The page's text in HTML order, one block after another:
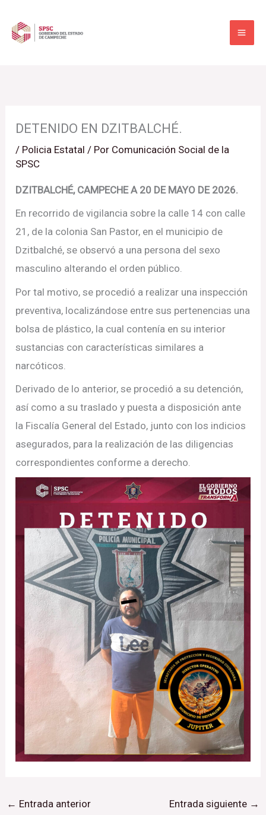
contenido
DETENIDO EN DZITBALCHÉ.
/ Policia Estatal / Por Comunicación Social de la
SPSC
DZITBALCHÉ, CAMPECHE A 20 DE MAYO DE 2026.
En recorrido de vigilancia sobre la calle 14 con calle
21, de la colonia San Pastor, en el municipio de
Dzitbalché, se observó a una persona del sexo
masculino alterando el orden público.
Por tal motivo, se procedió a realizar una inspección
preventiva, localizándose entre sus pertenencias una
bolsa de plástico, la cual contenía en su interior
sustancias con características similares a
narcóticos.
Derivado de lo anterior, se procedió a su detención,
así como a su traslado y puesta a disposición ante
la Fiscalía General del Estado, junto con los indicios
asegurados, para la realización de las diligencias
correspondientes conforme a derecho.
← Entrada anterior Entrada siguiente →